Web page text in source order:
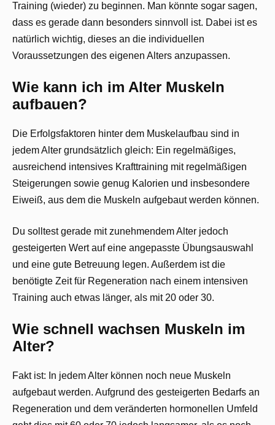
Training (wieder) zu beginnen. Man könnte sogar sagen,
dass es gerade dann besonders sinnvoll ist. Dabei ist es
natürlich wichtig, dieses an die individuellen
Voraussetzungen des eigenen Alters anzupassen.
Wie kann ich im Alter Muskeln
aufbauen?
Die Erfolgsfaktoren hinter dem Muskelaufbau sind in
jedem Alter grundsätzlich gleich: Ein regelmäßiges,
ausreichend intensives Krafttraining mit regelmäßigen
Steigerungen sowie genug Kalorien und insbesondere
Eiweiß, aus dem die Muskeln aufgebaut werden können.
Du solltest gerade mit zunehmendem Alter jedoch
gesteigerten Wert auf eine angepasste Übungsauswahl
und eine gute Betreuung legen. Außerdem ist die
benötigte Zeit für Regeneration nach einem intensiven
Training auch etwas länger, als mit 20 oder 30.
Wie schnell wachsen Muskeln im
Alter?
Fakt ist: In jedem Alter können noch neue Muskeln
aufgebaut werden. Aufgrund des gesteigerten Bedarfs an
Regeneration und dem veränderten hormonellen Umfeld